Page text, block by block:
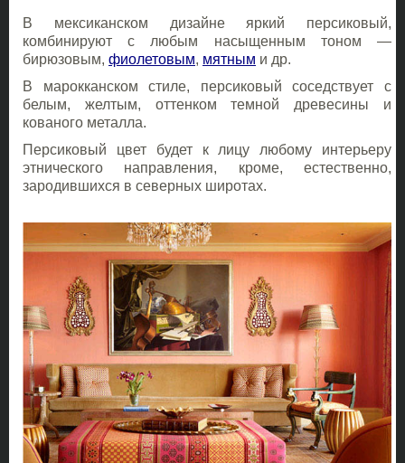
В мексиканском дизайне яркий персиковый,
комбинируют с любым насыщенным тоном —
бирюзовым, фиолетовым, мятным и др.
В марокканском стиле, персиковый соседствует с
белым, желтым, оттенком темной древесины и
кованого металла.
Персиковый цвет будет к лицу любому интерьеру
этнического направления, кроме, естественно,
зародившихся в северных широтах.